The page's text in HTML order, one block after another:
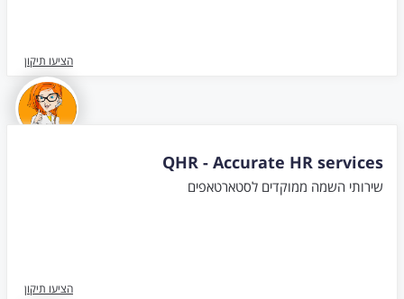
הציעו תיקון
QHR - Accurate HR services
שירותי השמה ממוקדים לסטארטאפים
הציעו תיקון